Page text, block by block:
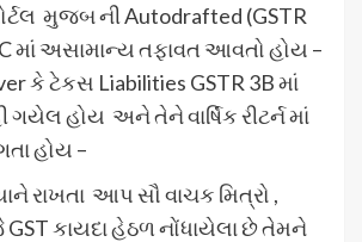
મુજબ ની Autodrafted (GSTR
માં અસામાન્ય તફાવત આવતો હોય –
કે ટેકસ Liabilities GSTR 3B માં
ગયેલ હોય અને તેને વાર્ષિક રીટર્ન માં
હોય –
રાખતા આપ સૌ વાચક મિત્રો ,
કાયદા હેઠળ નોંધાયેલા છે તેમને